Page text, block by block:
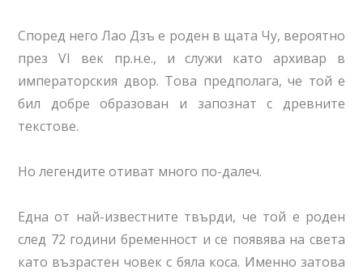
Според него Лао Дзъ е роден в щата Чу, вероятно
през VI век пр.н.е., и служи като архивар в
императорския двор. Това предполага, че той е
бил добре образован и запознат с древните
текстове.
Но легендите отиват много по-далеч.
Една от най-известните твърди, че той е роден
след 72 години бременност и се появява на света
като възрастен човек с бяла коса. Именно затова